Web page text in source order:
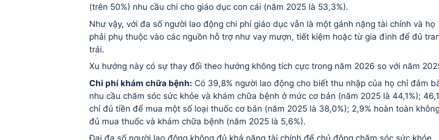
(trên 50%) nhu cầu chi cho giáo dục con cái (năm 2025 là 53,3%).
Như vậy, với đa số người lao động chi phí giáo dục vẫn là một gánh nặng tài chính và họ
phải phụ thuộc vào các nguồn hỗ trợ như vay mượn, tiết kiệm hoặc từ gia đình để đủ
trải.
Xu hướng này có sự thay đổi theo hướng không tích cực trong năm 2026 so với năm
Chi phí khám chữa bệnh: Có 39,8% người lao động cho biết thu nhập của họ chỉ đảm
nhu cầu chăm sóc sức khỏe và khám chữa bệnh ở mức cơ bản (năm 2025 là 44,1%);
chỉ đủ tiền để mua một số loại thuốc cơ bản (năm 2025 là 38,0%); 2,9% hoàn toàn không
đủ mua thuốc và khám chữa bệnh (năm 2025 là 5,6%).